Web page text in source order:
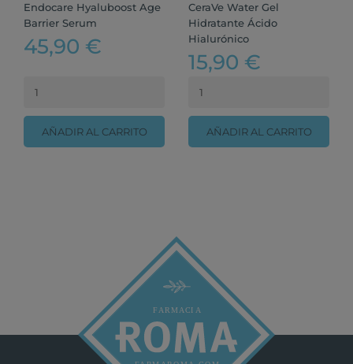
Endocare Hyaluboost Age
Barrier Serum
45,90 €
AÑADIR AL CARRITO
CeraVe Water Gel
Hidratante Ácido
Hialurónico
15,90 €
AÑADIR AL CARRITO